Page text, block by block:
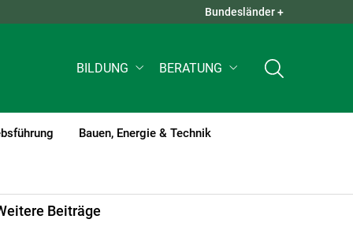
QUICK LINKS +
Bundesländer +
BILDUNG BERATUNG
Bauen, Energie & Technik
Beiträge